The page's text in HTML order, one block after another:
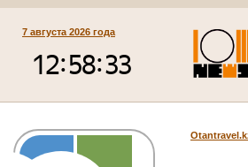
7 августа 2026 года